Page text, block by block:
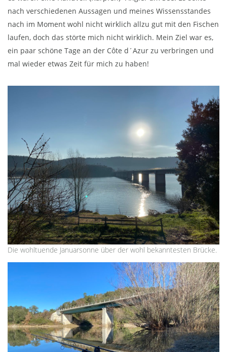
nach verschiedenen Aussagen und meines Wissensstandes
nach im Moment wohl nicht wirklich allzu gut mit den Fischen
laufen, doch das störte mich nicht wirklich. Mein Ziel war es,
ein paar schöne Tage an der Côte d´Azur zu verbringen und
mal wieder etwas Zeit für mich zu haben!
Die wohltuende Januarsonne über der wohl bekanntesten Brücke.